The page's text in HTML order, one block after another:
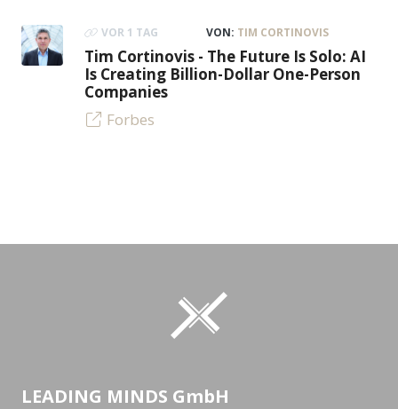
VOR 1 TAG VON: TIM CORTINOVIS
Tim Cortinovis - The Future Is Solo: AI
Is Creating Billion-Dollar One-Person
Companies
Forbes
LEADING MINDS GmbH